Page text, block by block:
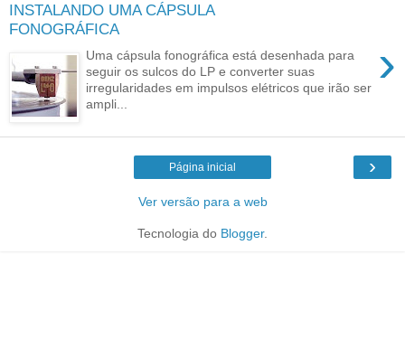
INSTALANDO UMA CÁPSULA
FONOGRÁFICA
›
Uma cápsula fonográfica está desenhada para
seguir os sulcos do LP e converter suas
irregularidades em impulsos elétricos que irão ser
ampli...
›
Página inicial
Ver versão para a web
Tecnologia do Blogger.